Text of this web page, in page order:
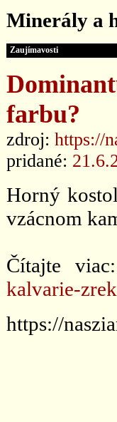
Minerály a
Zaujímavosti
farbu?
zdroj: https://
pridané:
Horný
vzácnom
Čítajte viac:
kalvarie-
https://